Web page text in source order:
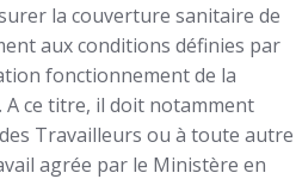
la couverture sanitaire de
aux conditions définies par
fonctionnement de la
ce titre, il doit notamment
des Travailleurs ou à toute autre
agrée par le Ministère en